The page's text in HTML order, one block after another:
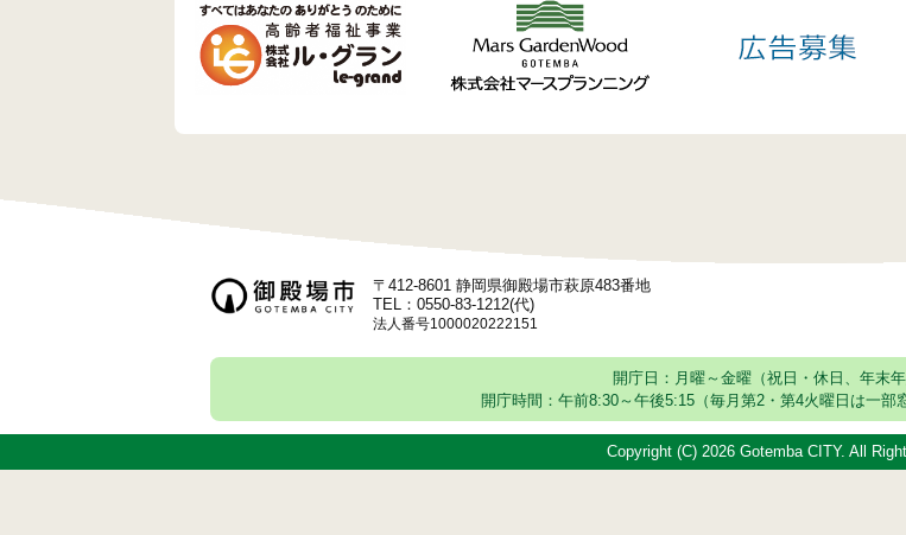
ゲ
ー
〒412-8601 静岡県御殿場市萩原483番地
TEL：0550-83-1212(代)
法人番号1000020222151
開庁日：月曜～金曜（祝日・休日、年末年
開庁時間：午前8:30～午後5:15（毎月第2・第4火曜日は一部
Copyright (C) 2026 Gotemba CITY. All